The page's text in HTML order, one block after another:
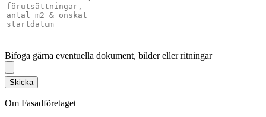
Bifoga gärna eventuella dokument, bilder eller ritningar
Skicka
Om Fasadföretaget